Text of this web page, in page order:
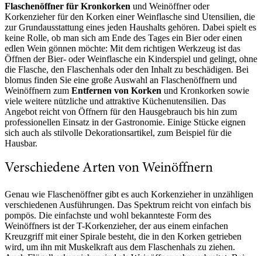
Flaschenöffner für Kronkorken und Weinöffner oder
Korkenzieher für den Korken einer Weinflasche sind Utensilien, die
zur Grundausstattung eines jeden Haushalts gehören. Dabei spielt es
keine Rolle, ob man sich am Ende des Tages ein Bier oder einen
edlen Wein gönnen möchte: Mit dem richtigen Werkzeug ist das
Öffnen der Bier- oder Weinflasche ein Kinderspiel und gelingt, ohne
die Flasche, den Flaschenhals oder den Inhalt zu beschädigen. Bei
blomus finden Sie eine große Auswahl an Flaschenöffnern und
Weinöffnern zum Entfernen von Korken und Kronkorken sowie
viele weitere nützliche und attraktive Küchenutensilien. Das
Angebot reicht von Öffnern für den Hausgebrauch bis hin zum
professionellen Einsatz in der Gastronomie. Einige Stücke eignen
sich auch als stilvolle Dekorationsartikel, zum Beispiel für die
Hausbar.
Verschiedene Arten von Weinöffnern
Genau wie Flaschenöffner gibt es auch Korkenzieher in unzähligen
verschiedenen Ausführungen. Das Spektrum reicht von einfach bis
pompös. Die einfachste und wohl bekannteste Form des
Weinöffners ist der T-Korkenzieher, der aus einem einfachen
Kreuzgriff mit einer Spirale besteht, die in den Korken getrieben
wird, um ihn mit Muskelkraft aus dem Flaschenhals zu ziehen.